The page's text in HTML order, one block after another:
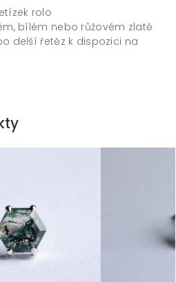
rolo
bílém nebo růžovém zlatě
delší řetěz k dispozici na